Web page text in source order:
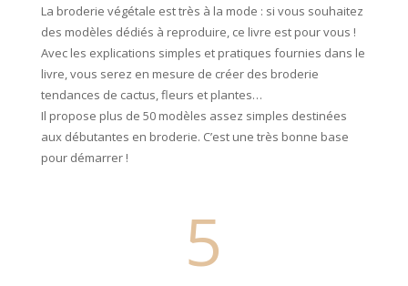
La broderie végétale est très à la mode : si vous souhaitez
des modèles dédiés à reproduire, ce livre est pour vous !
Avec les explications simples et pratiques fournies dans le
livre, vous serez en mesure de créer des broderie
tendances de cactus, fleurs et plantes…
Il propose plus de 50 modèles assez simples destinées
aux débutantes en broderie. C’est une très bonne base
pour démarrer !
5